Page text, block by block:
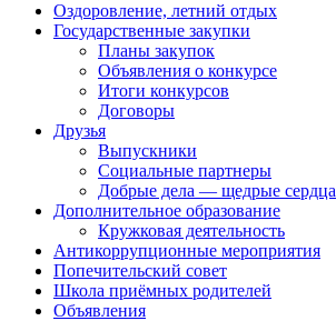
Оздоровление, летний отдых
Государственные закупки
Планы закупок
Объявления о конкурсе
Итоги конкурсов
Договоры
Друзья
Выпускники
Социальные партнеры
Добрые дела — щедрые сердца
Дополнительное образование
Кружковая деятельность
Антикоррупционные мероприятия
Попечительский совет
Школа приёмных родителей
Объявления